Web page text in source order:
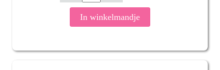
In winkelmandje